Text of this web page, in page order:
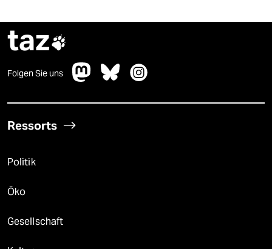
taz
Folgen Sie uns
Ressorts
Politik
Öko
Gesellschaft